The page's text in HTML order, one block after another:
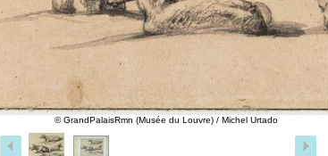
© GrandPalaisRmn (Musée du Louvre) / Michel Urtado